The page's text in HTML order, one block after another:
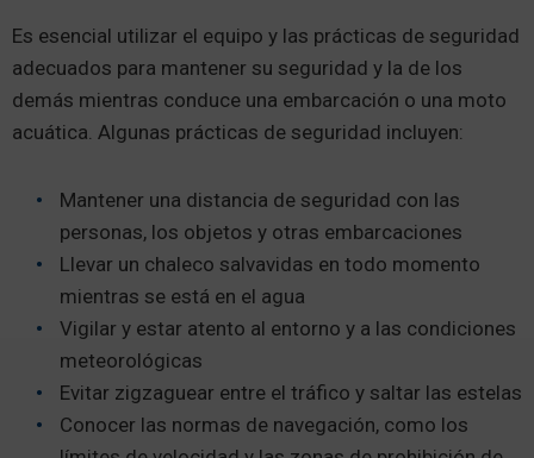
Es esencial utilizar el equipo y las prácticas de seguridad
adecuados para mantener su seguridad y la de los
demás mientras conduce una embarcación o una moto
acuática. Algunas prácticas de seguridad incluyen:
Mantener una distancia de seguridad con las
personas, los objetos y otras embarcaciones
Llevar un chaleco salvavidas en todo momento
mientras se está en el agua
Vigilar y estar atento al entorno y a las condiciones
meteorológicas
Evitar zigzaguear entre el tráfico y saltar las estelas
Conocer las normas de navegación, como los